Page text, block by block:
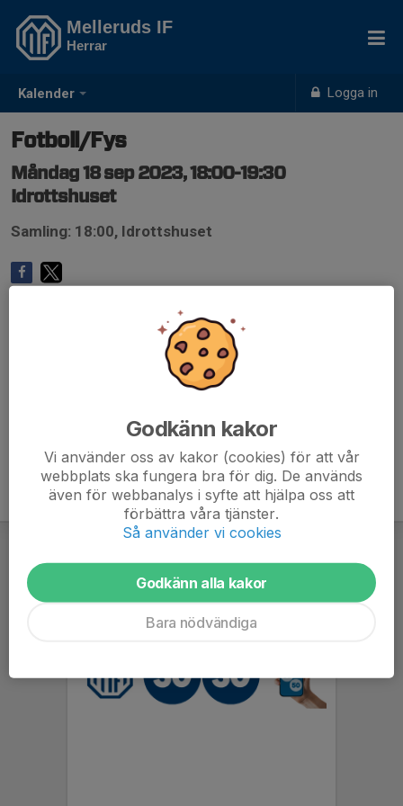
Kalender Logga in
Melleruds IF
Herrar
Fotboll/Fys
Måndag 18 sep 2023, 18:00-19:30
Idrottshuset
Samling: 18:00, Idrottshuset
Godkänn kakor
Vi använder oss av kakor (cookies) för att vår
webbplats ska fungera bra för dig. De används
även för webbanalys i syfte att hjälpa oss att
förbättra våra tjänster.
Så använder vi cookies
Godkänn alla kakor
Bara nödvändiga